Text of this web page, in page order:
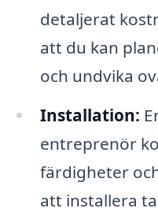
detaljerat
att du kan
och undvika
Installation:
entreprenör
färdigheter
att installera